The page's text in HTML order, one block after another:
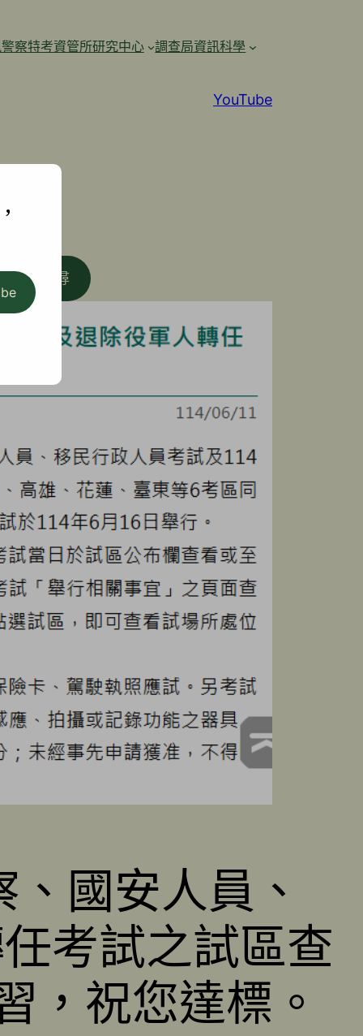
察特考資管所研究中心
調查局資訊科學
YouTube
搜尋
國安人員、
考試之試區查
，祝您達標。